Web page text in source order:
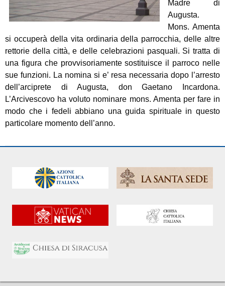
Madre di
Augusta.
Mons. Amenta
si occuperà della vita ordinaria della parrocchia, delle altre
rettorie della città, e delle celebrazioni pasquali. Si tratta di
una figura che provvisoriamente sostituisce il parroco nelle
sue funzioni. La nomina si e’ resa necessaria dopo l’arresto
dell’arciprete di Augusta, don Gaetano Incardona.
L’Arcivescovo ha voluto nominare mons. Amenta per fare in
modo che i fedeli abbiano una guida spirituale in questo
particolare momento dell’anno.